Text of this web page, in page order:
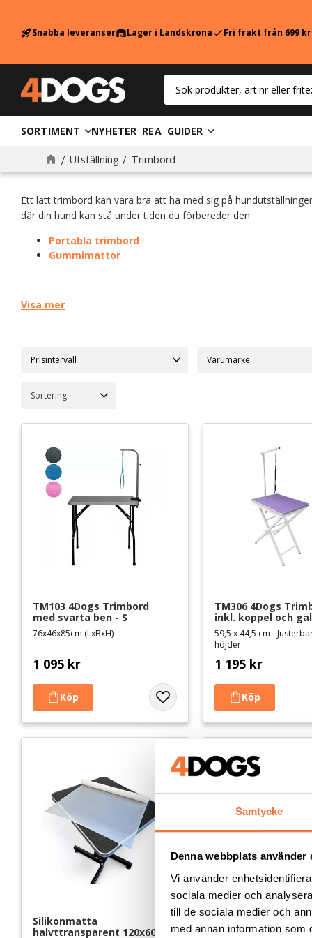
Samtycke
Denna webbplats använder
Vi använder
sociala medier och
till de sociala medier och
med annan information som
rocket_launchSnabba leveranserwarehouseLager i LandskronacheckFri frakt från 699
SORTIMENT NYHETER REA GUIDER
Utställning Trimbord
Trimbord
Ett lätt trimbord kan vara bra att ha med sig på
där din hund kan stå under tiden du förbereder den.
Portabla trimbord
Gummimattor
Visa mer
Prisintervall
TM103 4Dogs Trimbord
med svarta ben - S
76x46x85cm (LxBxH)
1 095 kr
Lägg till i favoriter
TM306 4Dogs
inkl. koppel och
59,5 x 44,5 cm -
höjder
1 195kr
Silikonmatta
halvttransparent 120x60 cm
Small - Svart